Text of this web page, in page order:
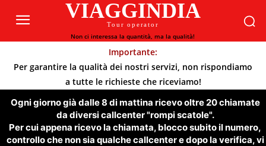
VIAGGINDIA
Tour operator
Non ci interessa la quantità, ma la qualità!
Importante:
Per garantire la qualità dei nostri servizi, non rispondiamo
a tutte le richieste che riceviamo!
Ogni giorno già dalle 8 di mattina ricevo oltre 20 chiamate
da diversi callcenter "rompi scatole".
Per cui appena ricevo la chiamata, blocco subito il numero,
controllo che non sia qualche callcenter e dopo la verifica, vi